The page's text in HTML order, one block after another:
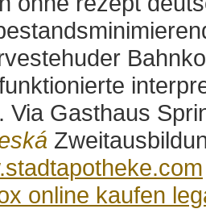
Via Gasthaus
online kaufen